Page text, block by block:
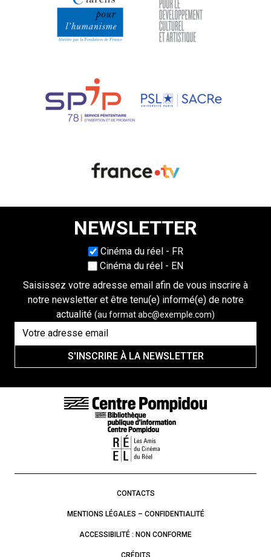
NEWSLETTER
Choisissez une langueCinéma du réel - FR
Cinéma du réel - EN
Saisissez votre adresse email afin de vous inscrire à
notre newsletter et être tenu(e) informé(e) de notre
actualité (au format abc@exemple.com)
S'INSCRIRE À LA NEWSLETTER
LIENS DE BAS DE PAGE
CONTACTS
MENTIONS LÉGALES – CONFIDENTIALITÉ
ACCESSIBILITÉ : NON CONFORME